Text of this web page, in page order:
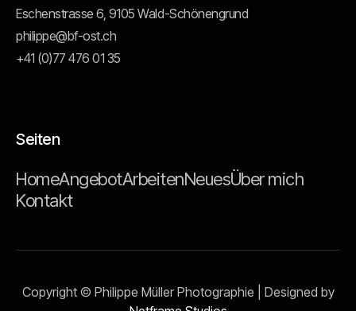
Eschenstrasse 6, 9105 Wald-Schönengrund
philippe@bf-ost.ch
+41 (0)77 476 01 35
Seiten
HomeAngebotArbeitenNeuesÜber mich
Kontakt
Copyright © Philippe Müller Photographie | Designed by